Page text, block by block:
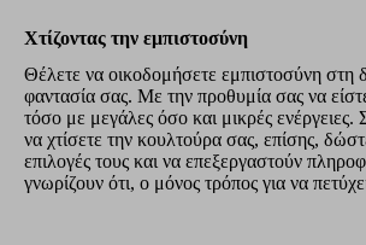
Χτίζοντας την εμπιστοσύνη
Θέλετε να οικοδομήσετε εμπιστοσύνη στη
φαντασία σας. Με την προθυμία σας να
τόσο με μεγάλες όσο και μικρές
να χτίσετε την κουλτούρα σας, επίσης,
επιλογές τους και να επεξεργαστούν
γνωρίζουν ότι, ο μόνος τρόπος για να